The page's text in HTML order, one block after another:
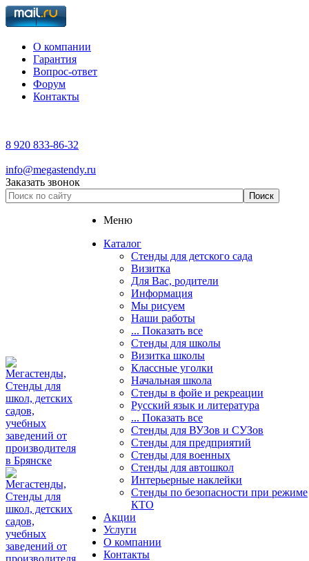
О компании
Гарантия
Вопрос-ответ
Форум
Контакты
8 920 833-86-32
info@megastendy.ru
Заказать звонок
Меню
Каталог
Стенды для детского сада
Визитка
Для Вас, родители
Информация
Мы рисуем
Наши работы
... Показать все
Стенды для школы
Визитка школы
Классные уголки
Начальная школа
Стенды в фойе и рекреации
Русский язык и литература
... Показать все
Стенды для ВУЗов и СУЗов
Стенды для предприятий
Стенды для военных
Стенды для автошкол
Интерьерные наклейки
Стенды по безопасности при режиме
КТО
Акции
Услуги
О компании
Контакты